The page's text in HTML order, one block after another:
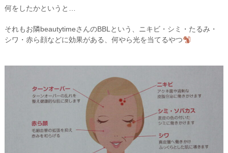
何をしたかというと…
それもお隣beautytimeさんのBBLという、ニキビ・シミ・たるみ・
シワ・赤ら顔などに効果がある、何やら光を当てるやつ